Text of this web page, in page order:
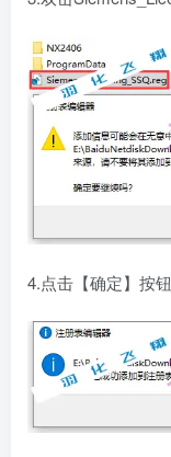
4.点击【确定】按钮